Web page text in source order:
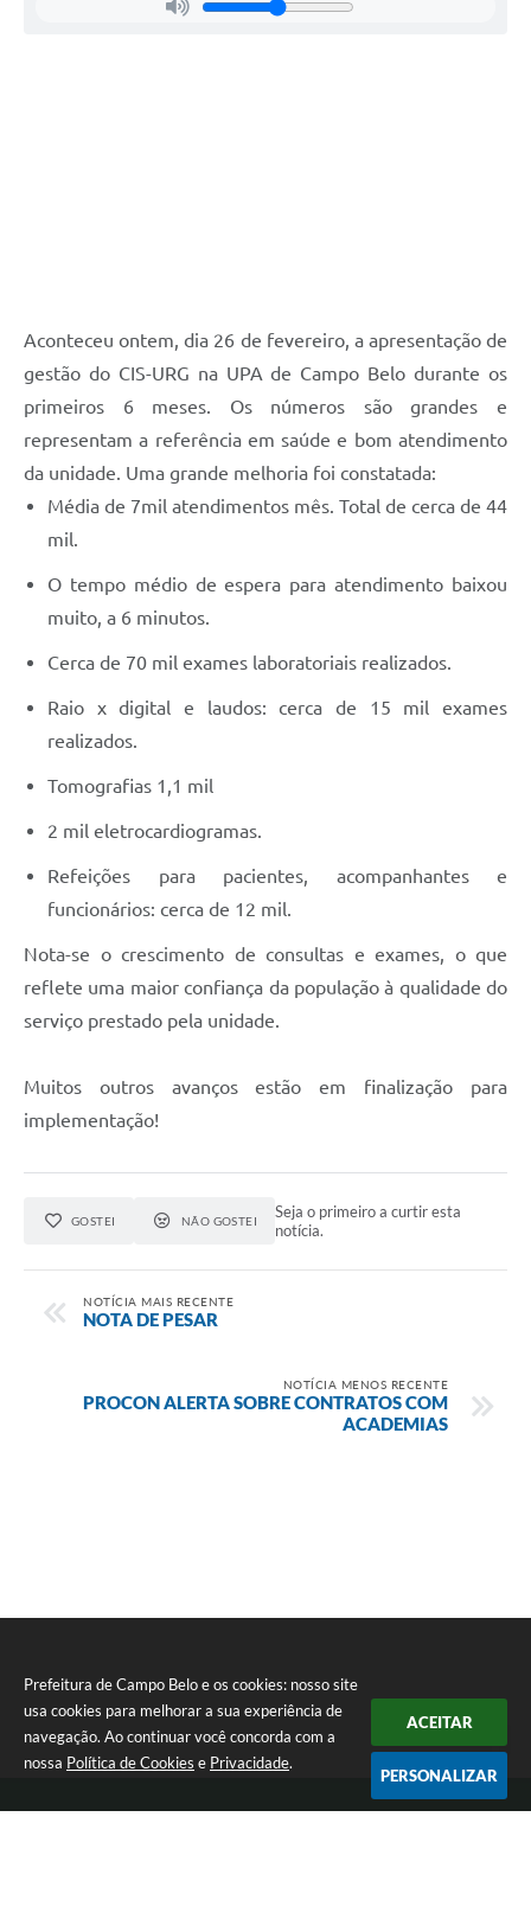
Prefeitura de Campo Belo e os cookies: nosso site
usa cookies para melhorar a sua experiência de
navegação. Ao continuar você concorda com a
nossa Política de Cookies e Privacidade.
ACEITAR
PERSONALIZAR
Aconteceu ontem, dia 26 de fevereiro, a apresentação de
gestão do CIS-URG na UPA de Campo Belo durante os
primeiros 6 meses. Os números são grandes e
representam a referência em saúde e bom atendimento
da unidade. Uma grande melhoria foi constatada:
Média de 7mil atendimentos mês. Total de cerca de 44
mil.
O tempo médio de espera para atendimento baixou
muito, a 6 minutos.
Cerca de 70 mil exames laboratoriais realizados.
Raio x digital e laudos: cerca de 15 mil exames
realizados.
Tomografias 1,1 mil
2 mil eletrocardiogramas.
Refeições para pacientes, acompanhantes e
funcionários: cerca de 12 mil.
Nota-se o crescimento de consultas e exames, o que
reflete uma maior confiança da população à qualidade do
serviço prestado pela unidade.
Muitos outros avanços estão em finalização para
implementação!
GOSTEI NÃO GOSTEI
Seja o primeiro a curtir esta
notícia.
NOTÍCIA MAIS RECENTE
NOTA DE PESAR
NOTÍCIA MENOS RECENTE
PROCON ALERTA SOBRE CONTRATOS COM
ACADEMIAS